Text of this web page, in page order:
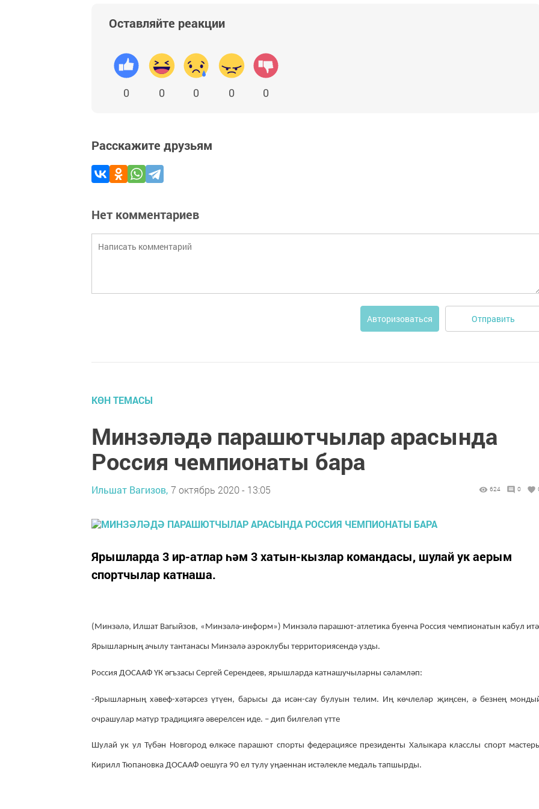
Оставляйте реакции
0 0 0 0 0
Расскажите друзьям
Нет комментариев
Авторизоваться Отправить
КӨН ТЕМАСЫ
Минзәләдә парашютчылар арасында
Россия чемпионаты бара
Ильшат Вагизов, 7 октябрь 2020 - 13:05 624 0
Ярышларда 3 ир-атлар һәм 3 хатын-кызлар командасы, шулай ук аерым
спортчылар катнаша.
(Минзәлә, Илшат Вагыйзов, «Минзәлә-информ») Минзәлә парашют-атлетика буенча Россия чемпионатын кабул
Ярышларның ачылу тантанасы Минзәлә аэроклубы территориясендә узды.
Россия ДОСААФ ҮК әгъзасы Сергей Серендеев, ярышларда катнашучыларны сәламләп:
-Ярышларның хәвеф-хәтәрсез үтүен, барысы да исән-сау булуын телим. Иң көчлеләр җиңсен, ә безнең
очрашулар матур традициягә әверелсен иде. – дип билгеләп үтте
Шулай ук ул Түбән Новгород өлкәсе парашют спорты федерациясе президенты Халыкара класслы спорт
Кирилл Тюпановка ДОСААФ оешуга 90 ел тулу уңаеннан истәлекле медаль тапшырды.